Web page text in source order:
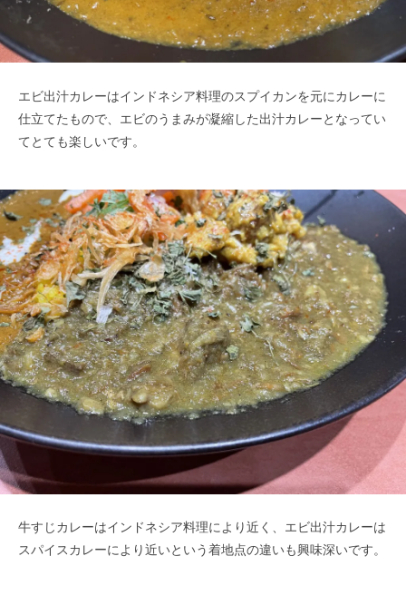
エビ出汁カレーはインドネシア料理のスプイカンを元にカレーに
仕立てたもので、エビのうまみが凝縮した出汁カレーとなってい
てとても楽しいです。
牛すじカレーはインドネシア料理により近く、エビ出汁カレーは
スパイスカレーにより近いという着地点の違いも興味深いです。